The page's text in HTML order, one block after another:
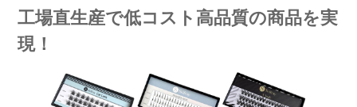
工場直生産で低コスト高品質の商品を実
現！